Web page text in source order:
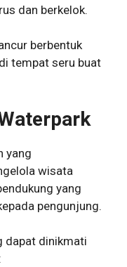
dan berkelok.
berbentuk
tempat seru buat
yang
wisata
yang
pengunjung.
dapat dinikmati